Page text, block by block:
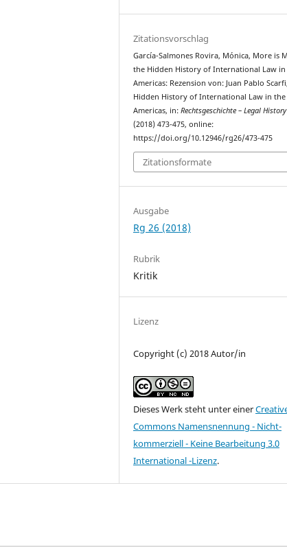
Zitationsvorschlag
García-Salmones Rovira, Mónica, More is
the Hidden History of International Law
Americas: Rezension von: Juan Pablo
Hidden History of International Law in the
Americas, in: Rechtsgeschichte – Legal History
(2018) 473-475, online:
https://doi.org/10.12946/rg26/473-475
Zitationsformate
Ausgabe
Rg 26 (2018)
Rubrik
Kritik
Lizenz
Copyright (c) 2018 Autor/in
Dieses Werk steht unter einer
Commons Namensnennung - Nicht-
kommerziell - Keine Bearbeitung 3.0
International -Lizenz.